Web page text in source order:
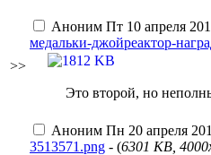
>>
Аноним Пт 10 апреля
медальки-джойреактор-
Это второй, но
Аноним Пн 20 апреля
3513571.png - (6301 KB,